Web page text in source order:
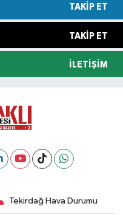
TAKIP ET
TAKIP ET
İLETIŞIM
Tekirdağ Hava Durumu